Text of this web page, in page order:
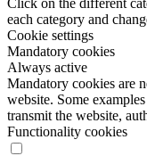
each category and
Cookie settings
Mandatory cookies
Always active
Mandatory cookies are
website. Some
transmit the website,
Functionality cookies